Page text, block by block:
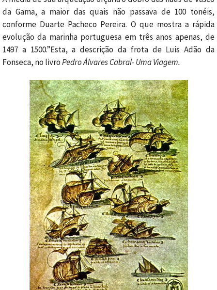
da Gama, a maior das quais não passava de 100 tonéis,
conforme Duarte Pacheco Pereira. O que mostra a rápida
evolução da marinha portuguesa em três anos apenas, de
1497 a 1500.”Esta, a descrição da frota de Luis Adão da
Fonseca, no livroPedro Álvares Cabral- Uma Viagem.